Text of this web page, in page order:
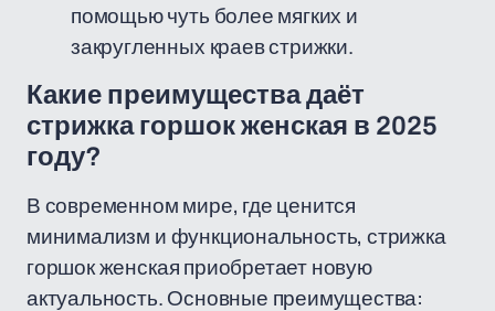
помощью чуть более мягких и
закругленных краев стрижки.
Какие преимущества даёт
стрижка горшок женская в 2025
году?
В современном мире, где ценится
минимализм и функциональность, стрижка
горшок женская приобретает новую
актуальность. Основные преимущества: